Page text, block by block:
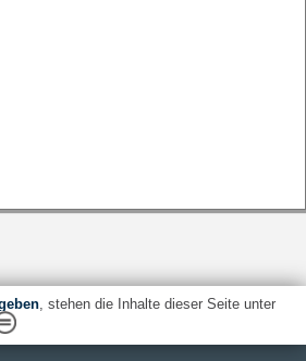
, stehen die Inhalte dieser Seite unter